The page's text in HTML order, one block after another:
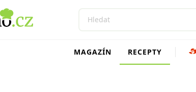
MAGAZÍN RECEPTY